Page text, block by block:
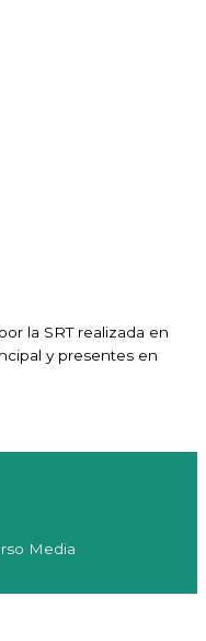
la SRT realizada en
y presentes en
Media